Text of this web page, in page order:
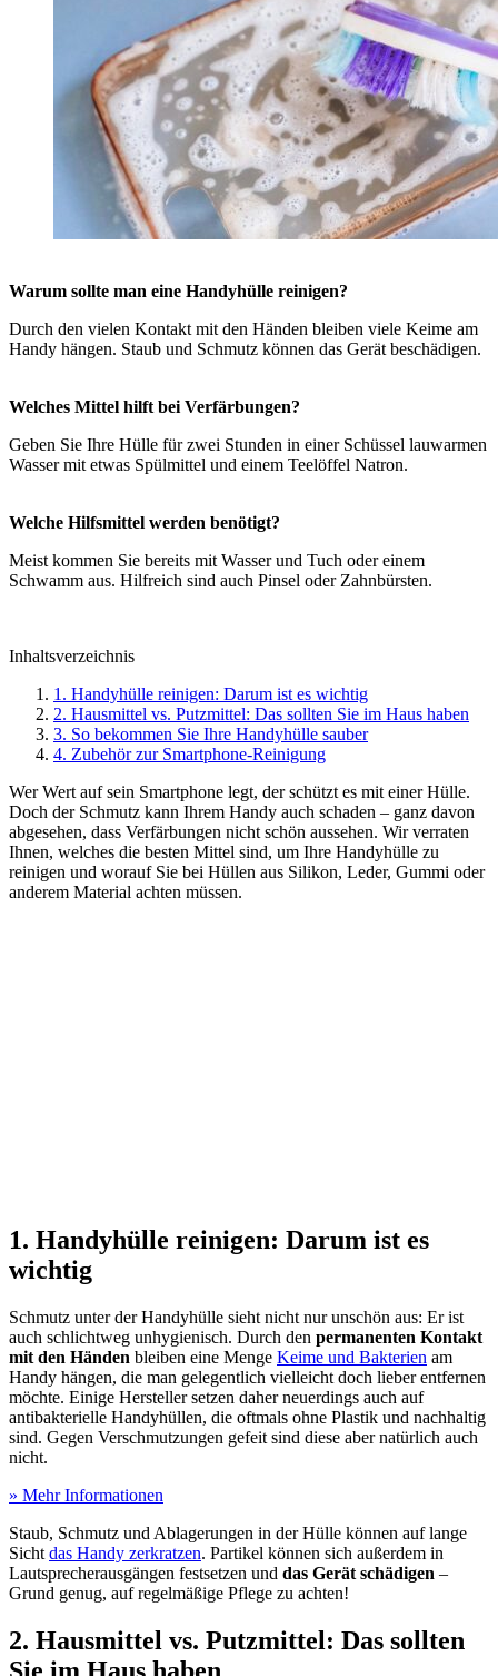
Warum sollte man eine Handyhülle reinigen?
Durch den vielen Kontakt mit den Händen bleiben viele Keime am
Handy hängen. Staub und Schmutz können das Gerät beschädigen.
Welches Mittel hilft bei Verfärbungen?
Geben Sie Ihre Hülle für zwei Stunden in einer Schüssel lauwarmen
Wasser mit etwas Spülmittel und einem Teelöffel Natron.
Welche Hilfsmittel werden benötigt?
Meist kommen Sie bereits mit Wasser und Tuch oder einem
Schwamm aus. Hilfreich sind auch Pinsel oder Zahnbürsten.
Inhaltsverzeichnis
1. Handyhülle reinigen: Darum ist es wichtig
2. Hausmittel vs. Putzmittel: Das sollten Sie im Haus haben
3. So bekommen Sie Ihre Handyhülle sauber
4. Zubehör zur Smartphone-Reinigung
Wer Wert auf sein Smartphone legt, der schützt es mit einer Hülle.
Doch der Schmutz kann Ihrem Handy auch schaden – ganz davon
abgesehen, dass Verfärbungen nicht schön aussehen. Wir verraten
Ihnen, welches die besten Mittel sind, um Ihre Handyhülle zu
reinigen und worauf Sie bei Hüllen aus Silikon, Leder, Gummi oder
anderem Material achten müssen.
1. Handyhülle reinigen: Darum ist es
wichtig
Schmutz unter der Handyhülle sieht nicht nur unschön aus: Er ist
auch schlichtweg unhygienisch. Durch den permanenten Kontakt
mit den Händen bleiben eine Menge Keime und Bakterien am
Handy hängen, die man gelegentlich vielleicht doch lieber entfernen
möchte. Einige Hersteller setzen daher neuerdings auch auf
antibakterielle Handyhüllen, die oftmals ohne Plastik und nachhaltig
sind. Gegen Verschmutzungen gefeit sind diese aber natürlich auch
nicht.
» Mehr Informationen
Staub, Schmutz und Ablagerungen in der Hülle können auf lange
Sicht das Handy zerkratzen. Partikel können sich außerdem in
Lautsprecherausgängen festsetzen und das Gerät schädigen –
Grund genug, auf regelmäßige Pflege zu achten!
2. Hausmittel vs. Putzmittel: Das sollten
Sie im Haus haben